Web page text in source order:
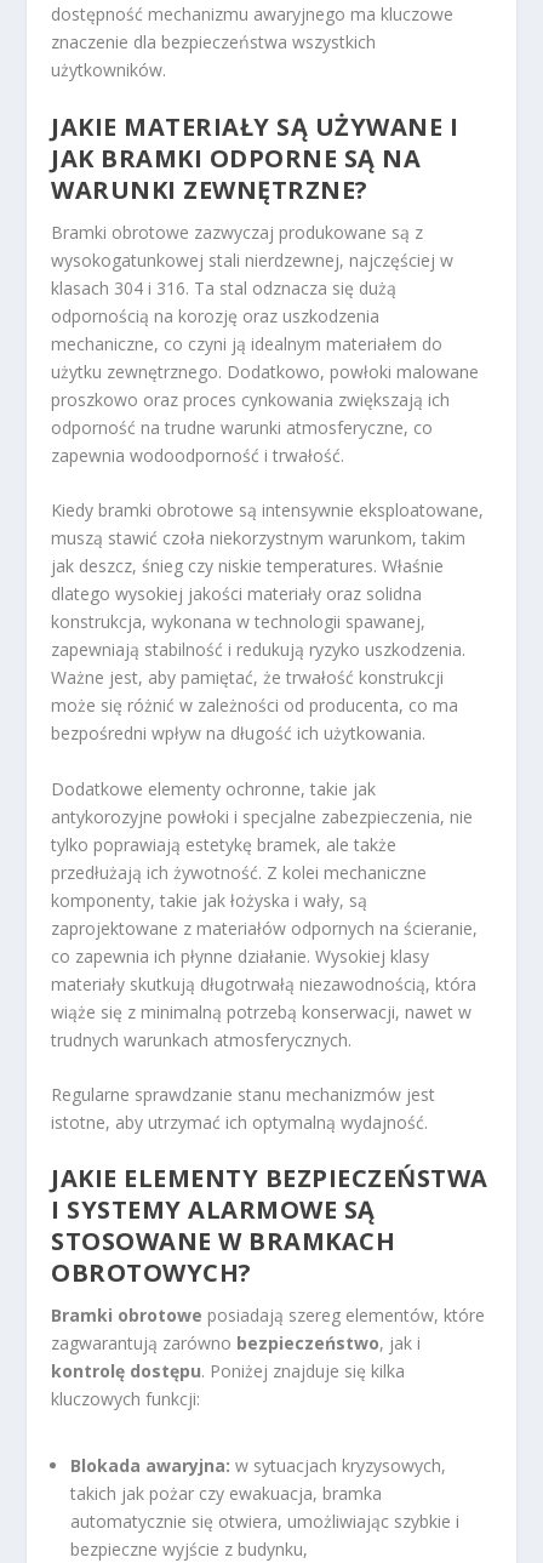
dostępność mechanizmu awaryjnego ma kluczowe
znaczenie dla bezpieczeństwa wszystkich
użytkowników.
JAKIE MATERIAŁY SĄ UŻYWANE I
JAK BRAMKI ODPORNE SĄ NA
WARUNKI ZEWNĘTRZNE?
Bramki obrotowe zazwyczaj produkowane są z
wysokogatunkowej stali nierdzewnej, najczęściej w
klasach 304 i 316. Ta stal odznacza się dużą
odpornością na korozję oraz uszkodzenia
mechaniczne, co czyni ją idealnym materiałem do
użytku zewnętrznego. Dodatkowo, powłoki malowane
proszkowo oraz proces cynkowania zwiększają ich
odporność na trudne warunki atmosferyczne, co
zapewnia wodoodporność i trwałość.
Kiedy bramki obrotowe są intensywnie eksploatowane,
muszą stawić czoła niekorzystnym warunkom, takim
jak deszcz, śnieg czy niskie temperatures. Właśnie
dlatego wysokiej jakości materiały oraz solidna
konstrukcja, wykonana w technologii spawanej,
zapewniają stabilność i redukują ryzyko uszkodzenia.
Ważne jest, aby pamiętać, że trwałość konstrukcji
może się różnić w zależności od producenta, co ma
bezpośredni wpływ na długość ich użytkowania.
Dodatkowe elementy ochronne, takie jak
antykorozyjne powłoki i specjalne zabezpieczenia, nie
tylko poprawiają estetykę bramek, ale także
przedłużają ich żywotność. Z kolei mechaniczne
komponenty, takie jak łożyska i wały, są
zaprojektowane z materiałów odpornych na ścieranie,
co zapewnia ich płynne działanie. Wysokiej klasy
materiały skutkują długotrwałą niezawodnością, która
wiąże się z minimalną potrzebą konserwacji, nawet w
trudnych warunkach atmosferycznych.
Regularne sprawdzanie stanu mechanizmów jest
istotne, aby utrzymać ich optymalną wydajność.
JAKIE ELEMENTY BEZPIECZEŃSTWA
I SYSTEMY ALARMOWE SĄ
STOSOWANE W BRAMKACH
OBROTOWYCH?
Bramki obrotowe posiadają szereg elementów, które
zagwarantują zarówno bezpieczeństwo, jak i
kontrolę dostępu. Poniżej znajduje się kilka
kluczowych funkcji:
Blokada awaryjna: w sytuacjach kryzysowych,
takich jak pożar czy ewakuacja, bramka
automatycznie się otwiera, umożliwiając szybkie i
bezpieczne wyjście z budynku,